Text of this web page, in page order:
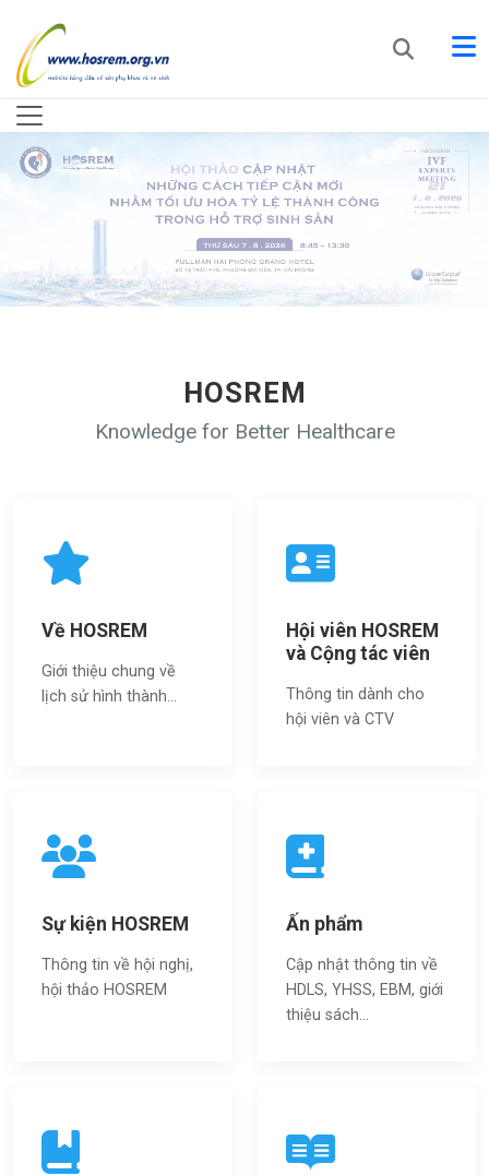
HOSREM
Knowledge for Better Healthcare
Về HOSREM
Giới thiệu chung về
lịch sử hình thành...
Hội viên HOSREM
và Cộng tác viên
Thông tin dành cho
hội viên và CTV
Sự kiện HOSREM
Thông tin về hội nghị,
hội thảo HOSREM
Ấn phẩm
Cập nhật thông tin về
HDLS, YHSS, EBM, giới
thiệu sách…